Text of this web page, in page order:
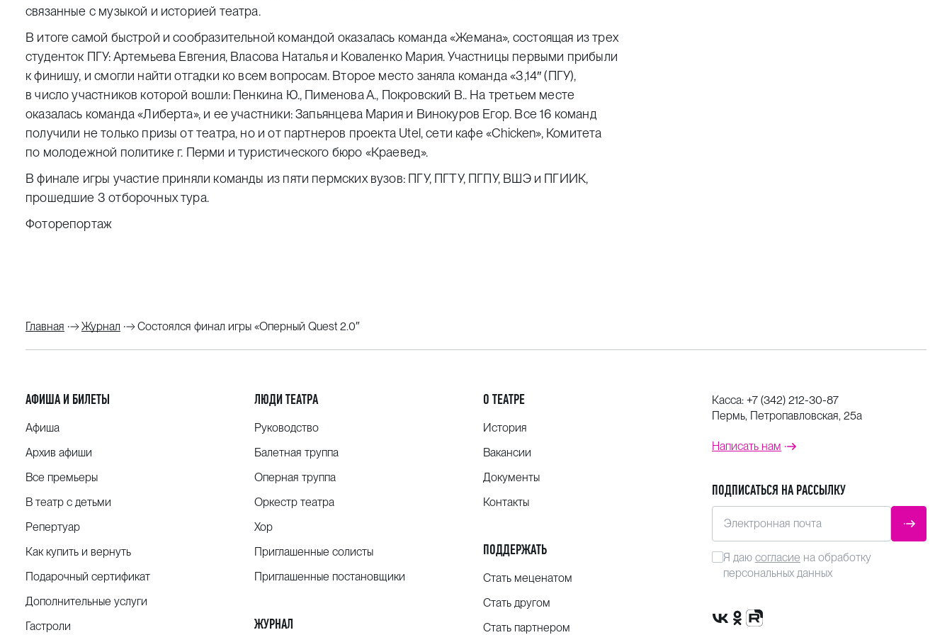
связанные с музыкой и историей театра.
В итоге самой быстрой и сообразительной командой оказалась команда «Жемана», состоящая из трех
студенток ПГУ: Артемьева Евгения, Власова Наталья и Коваленко Мария. Участницы первыми прибыли
к финишу, и смогли найти отгадки ко всем вопросам. Второе место заняла команда «3,14″ (ПГУ),
в число участников которой вошли: Пенкина Ю., Пименова А., Покровский В.. На третьем месте
оказалась команда «Либерта», и ее участники: Запьянцева Мария и Винокуров Егор. Все 16 команд
получили не только призы от театра, но и от партнеров проекта Utel, сети кафе «Chicken», Комитета
по молодежной политике г. Перми и туристического бюро «Краевед».
В финале игры участие приняли команды из пяти пермских вузов: ПГУ, ПГТУ, ПГПУ, ВШЭ и ПГИИК,
прошедшие 3 отборочных тура.
Фоторепортаж
Главная Журнал Состоялся финал игры «Оперный Quest 2.0″
АФИША И БИЛЕТЫ
Афиша
Архив афиши
Все премьеры
В театр с детьми
Репертуар
Как купить и вернуть
Подарочный сертификат
Дополнительные услуги
Гастроли
ЛЮДИ ТЕАТРА
Руководство
Балетная труппа
Оперная труппа
Оркестр театра
Хор
Приглашенные солисты
Приглашенные постановщики
ЖУРНАЛ
О ТЕАТРЕ
История
Вакансии
Документы
Контакты
ПОДДЕРЖАТЬ
Стать меценатом
Стать другом
Стать партнером
Касса: +7 (342) 212-30-87
Пермь, Петропавловская, 25а
Написать нам
ПОДПИСАТЬСЯ НА РАССЫЛКУ
Электронная почта
Я даю согласие на обработку
персональных данных
Сообщество VK
Группа в одноклассниках
Канал Rutube